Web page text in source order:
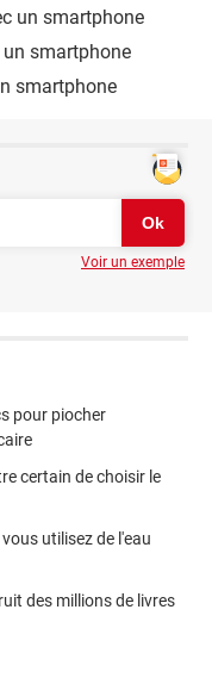
un smartphone
smartphone
smartphone
Voir un exemple
pour piocher
certain de choisir le
utilisez de l'eau
des millions de livres